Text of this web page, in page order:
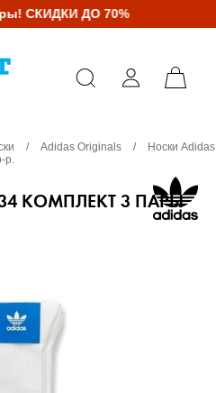
СКИДКИ ДО 70%
/ Adidas Originals /
Носки Adidas
КОМПЛЕКТ 3 ПАРЫ